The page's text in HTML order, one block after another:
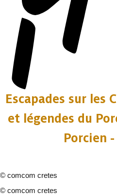
Escapades sur les
et légendes du
Porcien
© comcom cretes
© comcom cretes